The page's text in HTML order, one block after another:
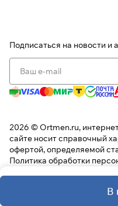
В
Подписаться на новости и
2026 © Ortmen.ru,
сайте носит справочный
офертой, определяемой
Политика обработки